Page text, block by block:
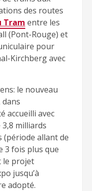
des routes
Tram entre les
(Pont-Rouge) et
pour
Kirchberg avec
le nouveau
dans
accueilli avec
milliards
(période allant de
3 fois plus que
le projet
jusqu’à
adopté.